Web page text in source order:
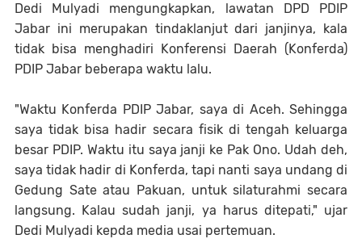
Dedi Mulyadi mengungkapkan, lawatan DPD PDIP
Jabar ini merupakan tindaklanjut dari janjinya, kala
tidak bisa menghadiri Konferensi Daerah (Konferda)
PDIP Jabar beberapa waktu lalu.
"Waktu Konferda PDIP Jabar, saya di Aceh. Sehingga
saya tidak bisa hadir secara fisik di tengah keluarga
besar PDIP. Waktu itu saya janji ke Pak Ono. Udah deh,
saya tidak hadir di Konferda, tapi nanti saya undang di
Gedung Sate atau Pakuan, untuk silaturahmi secara
langsung. Kalau sudah janji, ya harus ditepati," ujar
Dedi Mulyadi kepda media usai pertemuan.